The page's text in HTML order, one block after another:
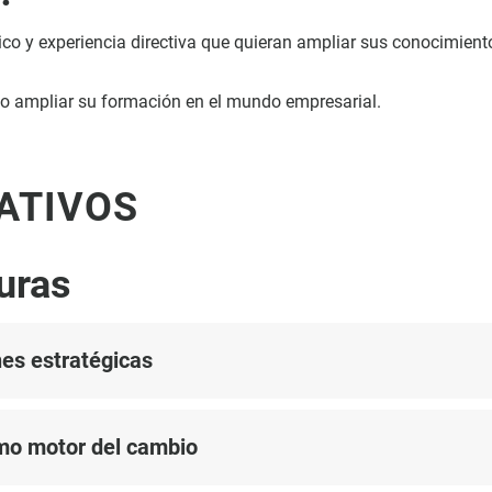
y experiencia directiva que quieran ampliar sus
ampliar su formación en el mundo empresarial.
estratégicas
motor del cambio